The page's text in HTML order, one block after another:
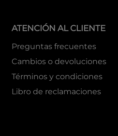
ATENCIÓN AL CLIENTE
Preguntas frecuentes
Cambios o devoluciones
Términos y condiciones
Libro de reclamaciones